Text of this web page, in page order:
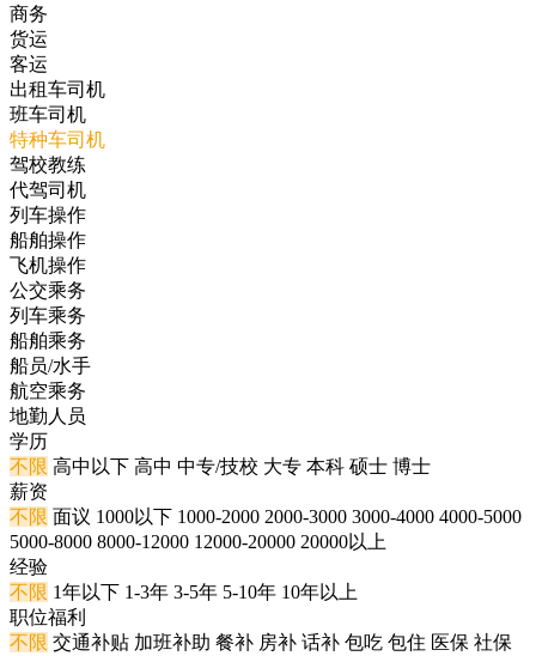
商务
货运
客运
出租车司机
班车司机
特种车司机
驾校教练
代驾司机
列车操作
船舶操作
飞机操作
公交乘务
列车乘务
船舶乘务
船员/水手
航空乘务
地勤人员
学历
不限 高中以下 高中 中专/技校 大专 本科 硕士 博士
薪资
不限 面议 1000以下 1000-2000 2000-3000 3000-4000 4000-5000
5000-8000 8000-12000 12000-20000 20000以上
经验
不限 1年以下 1-3年 3-5年 5-10年 10年以上
职位福利
不限 交通补贴 加班补助 餐补 房补 话补 包吃 包住 医保 社保